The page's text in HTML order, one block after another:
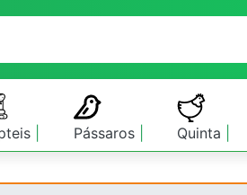
Pássaros Quinta